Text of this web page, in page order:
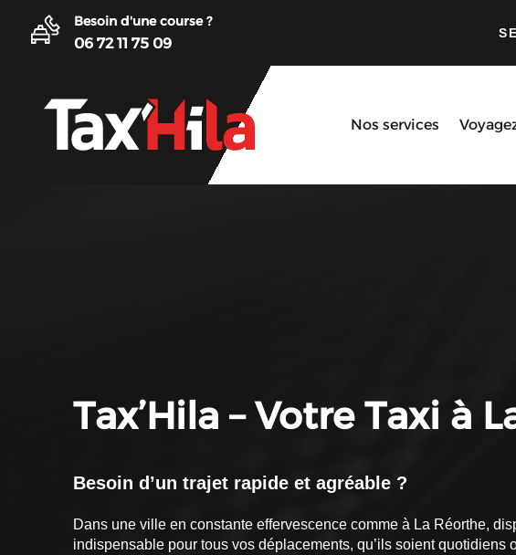
Besoin d'une course ?
06 72 11 75 09
Nos services
Tax’Hila – Votre Taxi à
Besoin d’un trajet rapide et agréable ?
Dans une ville en constante effervescence comme à La Réorthe,
indispensable pour tous vos déplacements, qu’ils soient quotidiens